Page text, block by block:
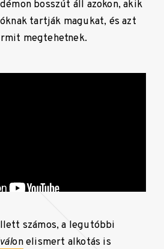
bosszút áll azokon, akik
tartják magukat, és azt
megtehetnek.
számos, a legutóbbi
onelismert alkotás is